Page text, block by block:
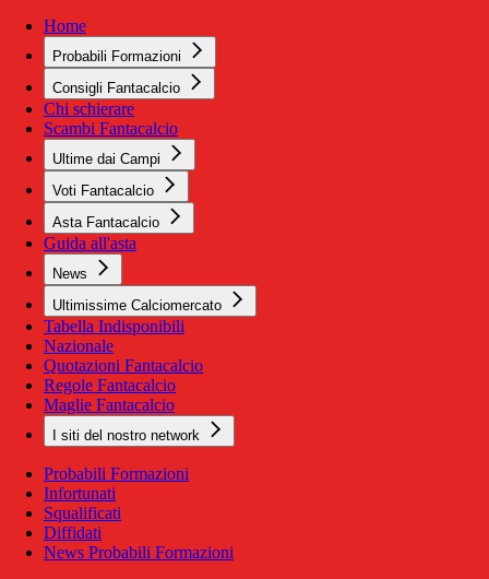
Home
Probabili Formazioni
Consigli Fantacalcio
Chi schierare
Scambi Fantacalcio
Ultime dai Campi
Voti Fantacalcio
Asta Fantacalcio
Guida all'asta
News
Ultimissime Calciomercato
Tabella Indisponibili
Nazionale
Quotazioni Fantacalcio
Regole Fantacalcio
Maglie Fantacalcio
I siti del nostro network
Probabili Formazioni
Infortunati
Squalificati
Diffidati
News Probabili Formazioni